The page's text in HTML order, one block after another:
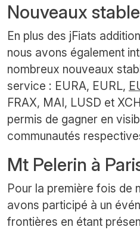
Nouveaux
En plus des jFiats
nous avons également
nombreux nouveaux
service : EURA, EURL,
FRAX, MAI, LUSD et
permis de gagner en
communautés
Mt Pelerin à
Pour la première fois de
avons participé à un
frontières en étant